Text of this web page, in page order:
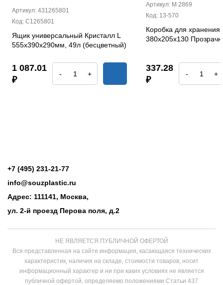
Артикул: 431265801
Код: С1265801
Ящик универсальный Кристалл L
555х390х290мм, 49л (бесцветный)
1 087.01
₽
- +
Артикул: М 2869
Код: 13-570
Коробка для хранения
380х205х130
337.28
₽
- +
+7 (495) 231-21-77
info@souzplastic.ru
Адрес: 111141, Москва,
ул. 2-й проезд Перова поля, д.2
НЕ ЯВЛЯЕТСЯ ПУБЛИЧНОЙ ОФЕРТОЙ
Вся представленная на сайте информация, касающаяся технических
характеристик, наличия на складе, стоимости товаров, носит
информационный характер и ни при каких условиях не является
публичной офертой, определяемо положениями Статьи 437